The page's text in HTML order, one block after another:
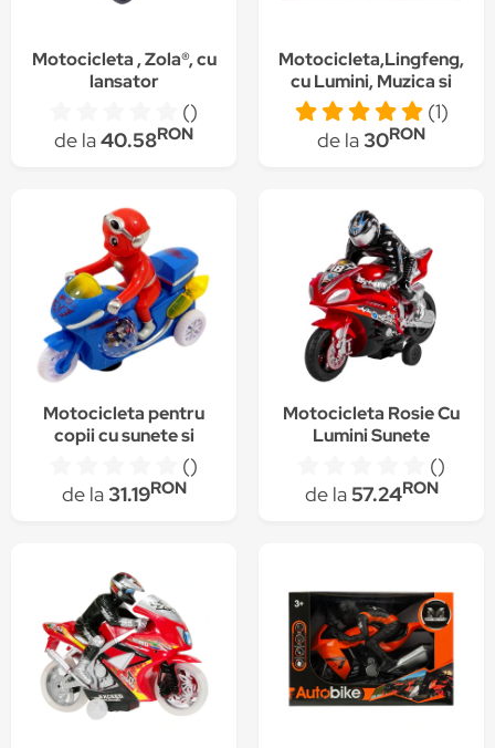
Motocicleta , Zola®, cu
lansator
()
de la40.58RON
Motocicleta,Lingfeng,
cu Lumini, Muzica si
Miscare, Holograma
Colorata
(1)
de la30RON
Motocicleta pentru
copii cu sunete si
intoarceri la 360
grade, Holograma 3D
Colorata, Albastru
()
de la31.19RON
Motocicleta Rosie Cu
Lumini Sunete
()
de la57.24RON